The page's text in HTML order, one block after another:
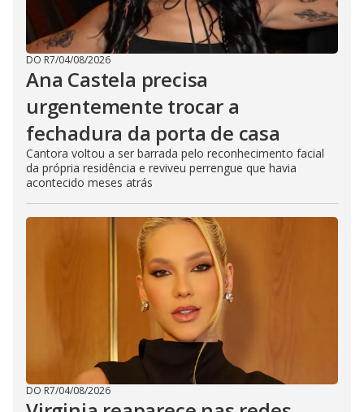
DO R7/04/08/2026
Ana Castela precisa
urgentemente trocar a
fechadura da porta de casa
Cantora voltou a ser barrada pelo reconhecimento facial
da própria residência e reviveu perrengue que havia
acontecido meses atrás
DO R7/04/08/2026